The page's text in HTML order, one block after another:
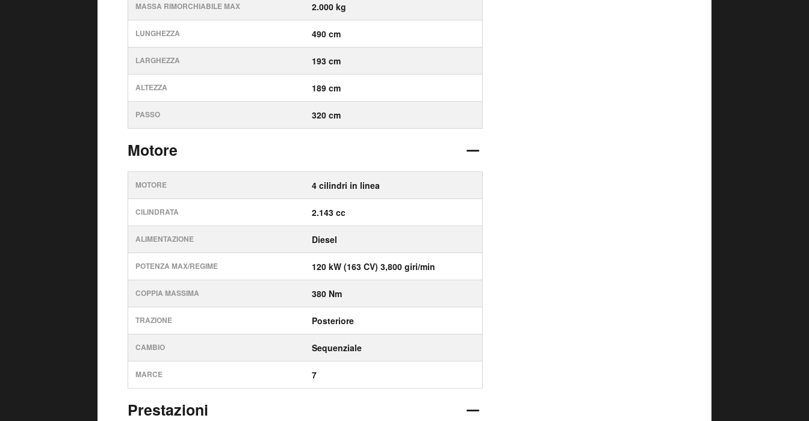
MASSA RIMORCHIABILE MAX 2.000 kg
LUNGHEZZA 490 cm
LARGHEZZA 193 cm
ALTEZZA 189 cm
PASSO 320 cm
Motore
MOTORE 4 cilindri in linea
CILINDRATA 2.143 cc
ALIMENTAZIONE Diesel
POTENZA MAX/REGIME 120 kW (163 CV) 3,800 giri/min
COPPIA MASSIMA 380 Nm
TRAZIONE Posteriore
CAMBIO Sequenziale
MARCE 7
Prestazioni